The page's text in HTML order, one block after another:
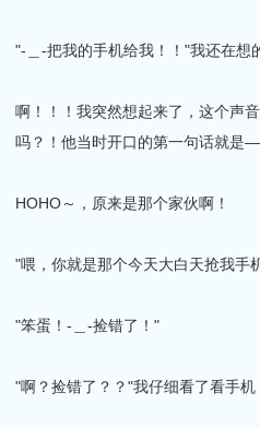
"-＿-把我的手机给我！！"我还在想
啊！！！我突然想起来了，这个声
吗？！他当时开口的第一句话就是
HOHO～，原来是那个家伙啊！
"喂，你就是那个今天大白天抢我手
"笨蛋！-＿-捡错了！"
"啊？捡错了？？"我仔细看了看手